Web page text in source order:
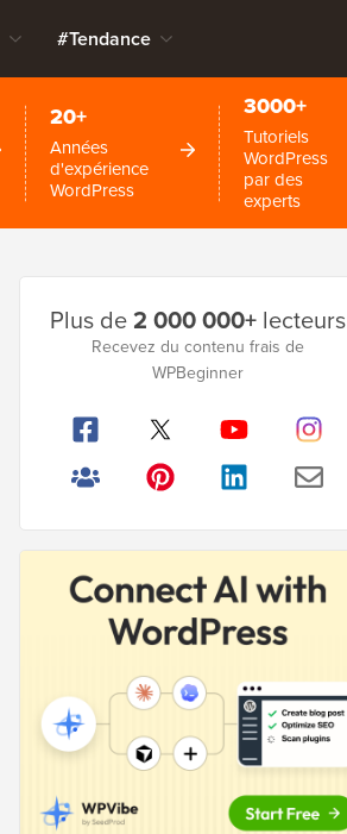
#Tendance
20+
Années
d'expérience
WordPress
3000+
Tutoriels
WordPress
par des
experts
latérale
Plus de2 000 000+lecteurs
Recevez du contenu frais de
WPBeginner